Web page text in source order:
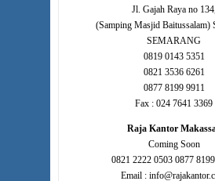
Jl. Gajah Raya no
(Samping Masjid Baitussalam)
SEMARANG
0819 0143 5351
0821 3536 6261
0877 8199 9911
Fax : 024 7641 3369
Raja Kantor
Coming Soon
0821 2222 0503 0877
Email :